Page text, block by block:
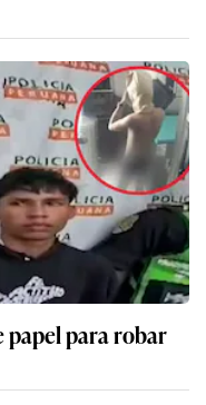
papel para robar